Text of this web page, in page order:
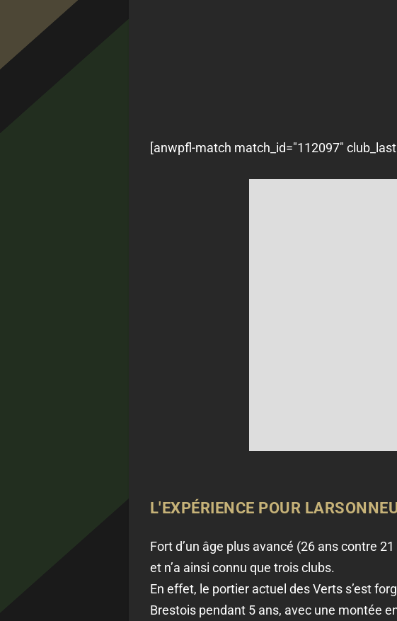
[anwpfl-match match_id="112097"
L'EXPÉRIENCE POUR
Fort d’un âge plus avancé (26 ans contre
et n’a ainsi connu que trois clubs.
En effet, le portier actuel des Verts s’est
Brestois pendant 5 ans, avec une montée